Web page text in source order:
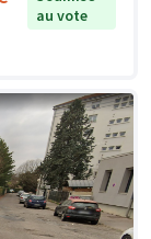
au vote